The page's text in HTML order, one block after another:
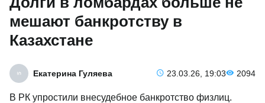
мешают банкротству в
Казахстане
Екатерина Гуляева 23.03.26, 19:03 2094
В РК упростили внесудебное банкротство физлиц.